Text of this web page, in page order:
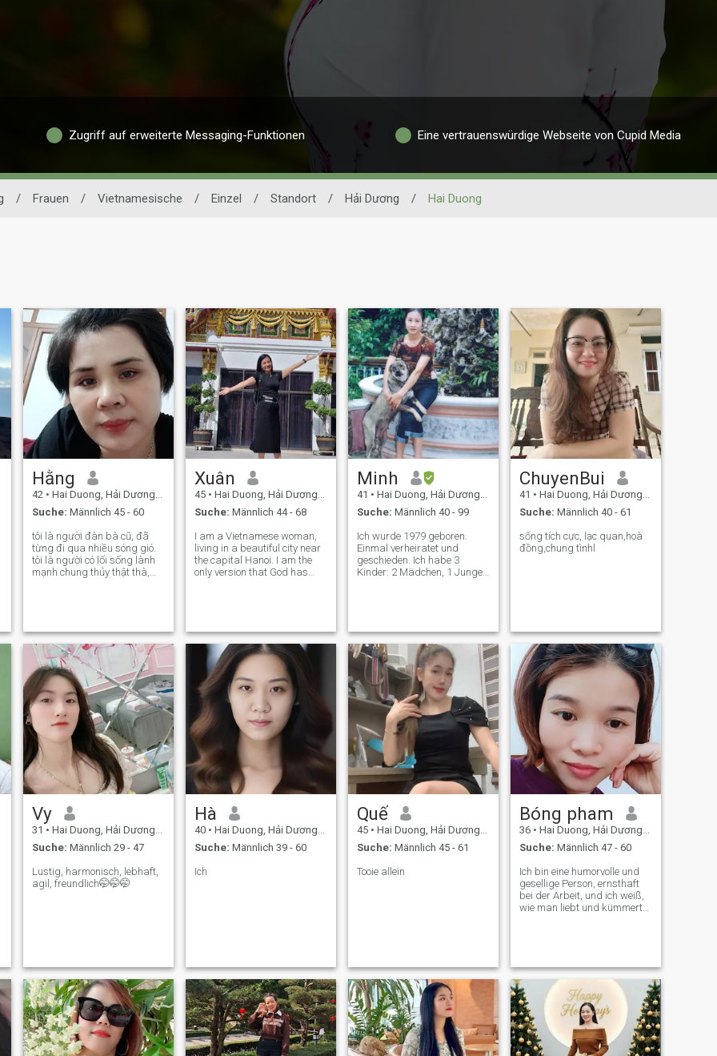
Zugriff auf erweiterte Messaging-Funktionen Eine vertrauenswürdige Webseite von Cupid Media
/ Frauen / Vietnamesische / Einzel / Standort / Hải Dương / Hai Duong
Hằng
42 • Hai Duong, Hải Dương, Vietnam
Suche: Männlich 45 - 60
tôi là người đàn bà cũ, đã
từng đi qua nhiều sóng gió.
tôi là người có lối sống lành
mạnh chung thủy thật thà,
sự hãy nhắn tin cho tôi
Xuân
45 • Hai Duong, Hải Dương, Vietnam
Suche: Männlich 44 - 68
I am a Vietnamese woman,
living in a beautiful city near
the capital Hanoi. I am the
only version that God has
optimistic woman, always
loo
Minh
41 • Hai Duong, Hải Dương, Vietnam
Suche: Männlich 40 - 99
Ich wurde 1979 geboren.
Einmal verheiratet und
geschieden. Ich habe 3
Kinder: 2 Mädchen, 1 Junge.
ChuyenBui
41 • Hai Duong, Hải Dương, Vietnam
Suche: Männlich 40 - 61
sống tích cực, lạc quan,hoà
đồng,chung tìnhl
Vy
31 • Hai Duong, Hải Dương, Vietnam
Suche: Männlich 29 - 47
Lustig, harmonisch, lebhaft,
agil, freundlich🤭🤭🤭
Hà
40 • Hai Duong, Hải Dương, Vietnam
Suche: Männlich 39 - 60
Ich
Quế
45 • Hai Duong, Hải Dương, Vietnam
Suche: Männlich 45 - 61
Tooie allein
Bóng pham
36 • Hai Duong, Hải Dương, Vietnam
Suche: Männlich 47 - 60
Ich bin eine humorvolle und
gesellige Person, ernsthaft
bei der Arbeit, und ich weiß,
wie man liebt und kümmert